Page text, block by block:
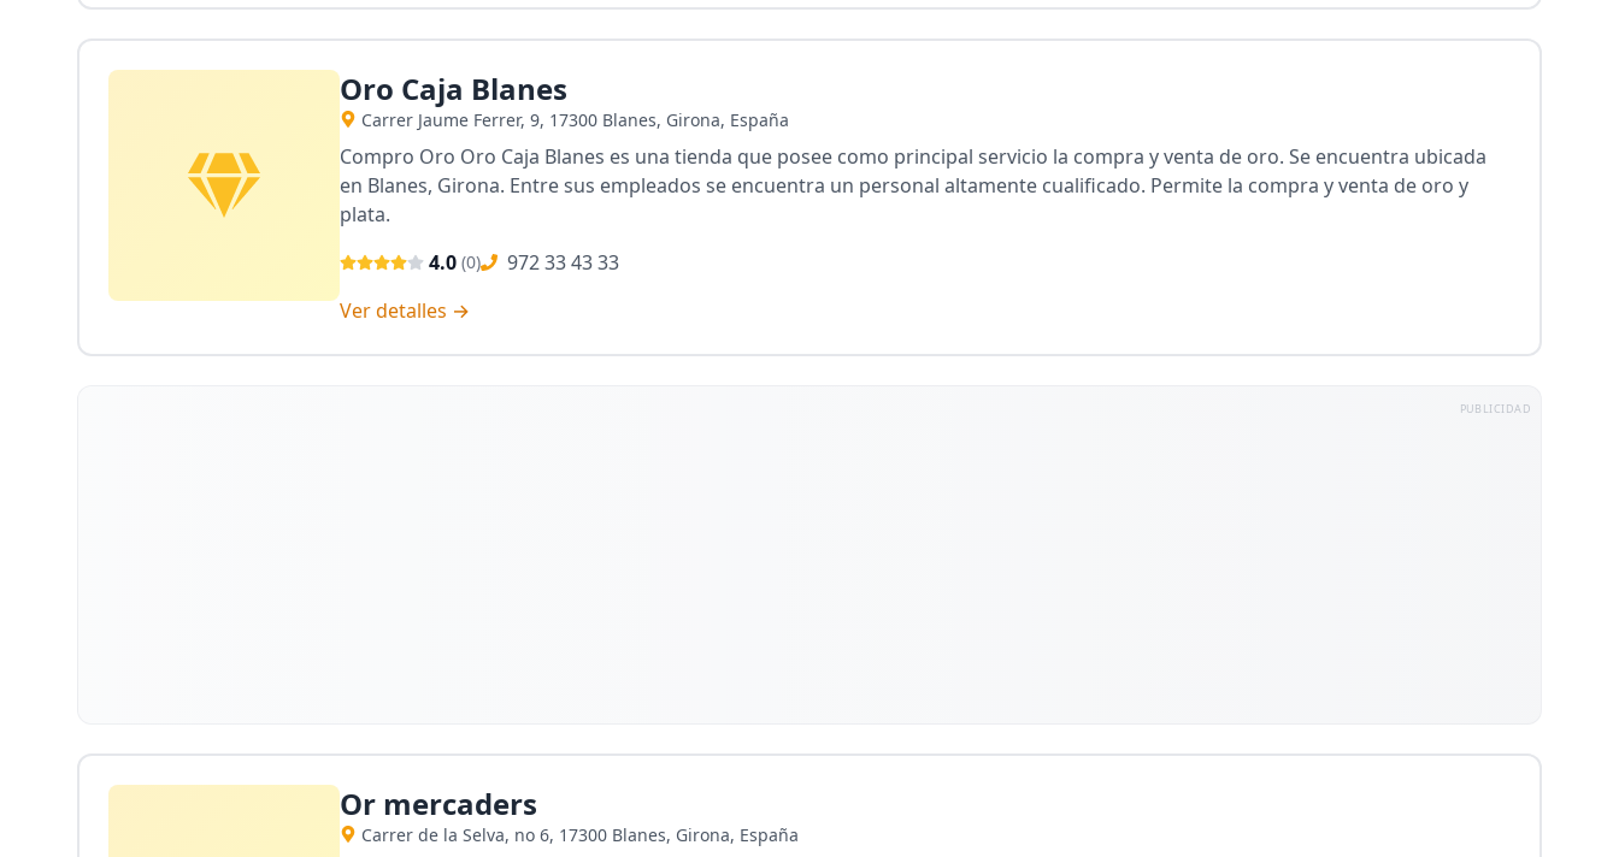
Oro Caja Blanes
Carrer Jaume Ferrer, 9, 17300 Blanes, Girona, España
Compro Oro Oro Caja Blanes es una tienda que posee como principal servicio la compra y venta de oro. Se encuentra ubicada
en Blanes, Girona. Entre sus empleados se encuentra un personal altamente cualificado. Permite la compra y venta de oro y
plata.
4.0 (0)
972 33 43 33
Ver detalles →
PUBLICIDAD
Or mercaders
Carrer de la Selva, no 6, 17300 Blanes, Girona, España